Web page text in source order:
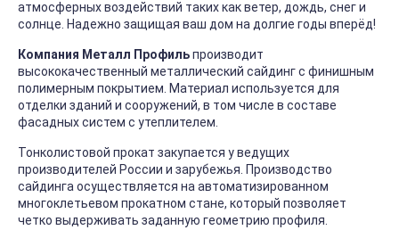
атмосферных воздействий таких как ветер, дождь, снег и
солнце. Надежно защищая ваш дом на долгие годы вперёд!
Компания Металл Профильпроизводит
высококачественный металлический сайдинг с финишным
полимерным покрытием. Материал используется для
отделки зданий и сооружений, в том числе в составе
фасадных систем с утеплителем.
Тонколистовой прокат закупается у ведущих
производителей России и зарубежья. Производство
сайдинга осуществляется на автоматизированном
многоклетьевом прокатном стане, который позволяет
четко выдерживать заданную геометрию профиля.